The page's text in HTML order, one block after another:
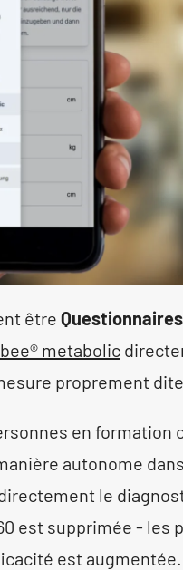
être Questionnaires
metabolic
proprement dite.
en formation
autonome
le
est supprimée - les
est augmentée.